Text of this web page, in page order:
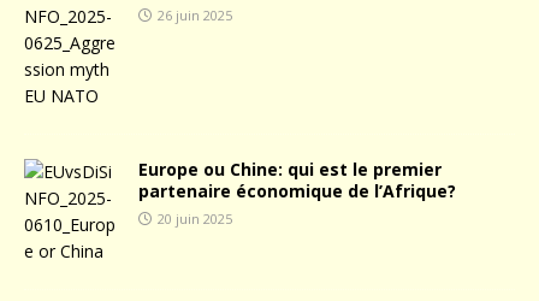
26 juin 2025
Europe ou Chine: qui est le premier
partenaire économique de l’Afrique?
20 juin 2025